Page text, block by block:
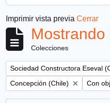
Imprimir vista previa Cerrar
Colecciones
Remove filter:
Sociedad Constructora Eseval
Remove filter:
Concepción (Chile) Con